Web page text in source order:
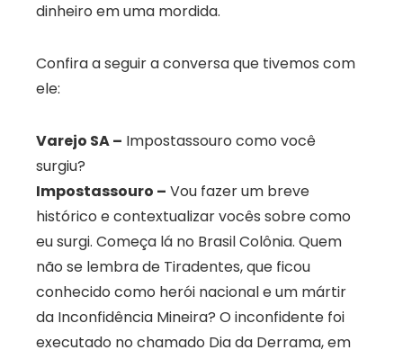
dinheiro em uma mordida.
Confira a seguir a conversa que tivemos com
ele:
Varejo SA – Impostassouro como você
surgiu?
Impostassouro – Vou fazer um breve
histórico e contextualizar vocês sobre como
eu surgi. Começa lá no Brasil Colônia. Quem
não se lembra de Tiradentes, que ficou
conhecido como herói nacional e um mártir
da Inconfidência Mineira? O inconfidente foi
executado no chamado Dia da Derrama, em